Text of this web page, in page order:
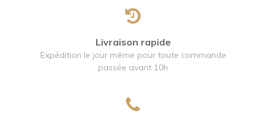
Livraison rapide
Expédition le jour même pour toute commande
passée avant 10h